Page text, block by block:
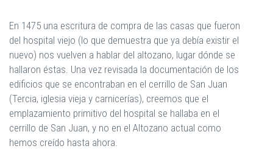
En 1475 una escritura de compra de las casas que fueron
del hospital viejo (lo que demuestra que ya debía existir el
nuevo) nos vuelven a hablar del altozano, lugar dónde se
hallaron éstas. Una vez revisada la documentación de los
edificios que se encontraban en el cerrillo de San Juan
(Tercia, iglesia vieja y carnicerías), creemos que el
emplazamiento primitivo del hospital se hallaba en el
cerrillo de San Juan, y no en el Altozano actual como
hemos creído hasta ahora.